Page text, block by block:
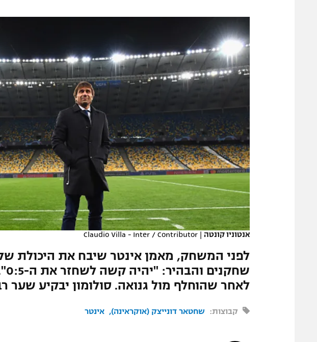
תקנון עבור פעילות אלקטרה
תקנון עבור פעילות ספורט 1 – "מרלן"
טניס
מדיניות פרטיות
תקנון פעילות ספורט 1
רשיון להקרנה פומבית לבית עסק
הצטרפות לחבילת הערוצים
לוח דרושים – ג'ובנט
המגזין
הפועל תל אביב
הפועל באר שבע
מכבי נתניה
בני יהודה
ליגה
אנטוניו קונטה |
Claudio Villa - Inter / Contributor
לפני המשחק, מאמן אינטר שיבח את היכולת
לאחר שהוחלף מול גנואה. סולומון יבקיע שער
קבוצות: שחטאר דונייצק (אוקראינה) אינטר